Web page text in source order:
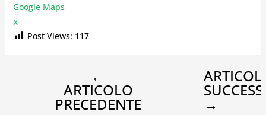
Google Maps
X
Post Views: 117
←
ARTICOLO
PRECEDENTE →